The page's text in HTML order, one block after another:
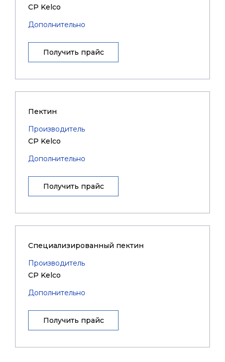
CP Kelco
Дополнительно
Получить прайс
Пектин
Производитель
CP Kelco
Дополнительно
Получить прайс
Специализированный пектин
Производитель
CP Kelco
Дополнительно
Получить прайс